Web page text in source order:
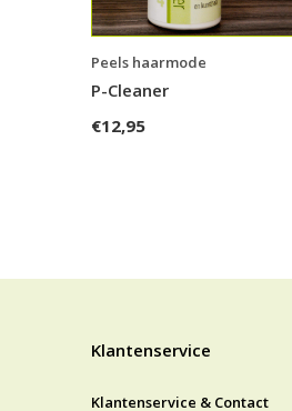
Peels haarmode
P-Cleaner
€12,95
Klantenservice
Klantenservice & Contact